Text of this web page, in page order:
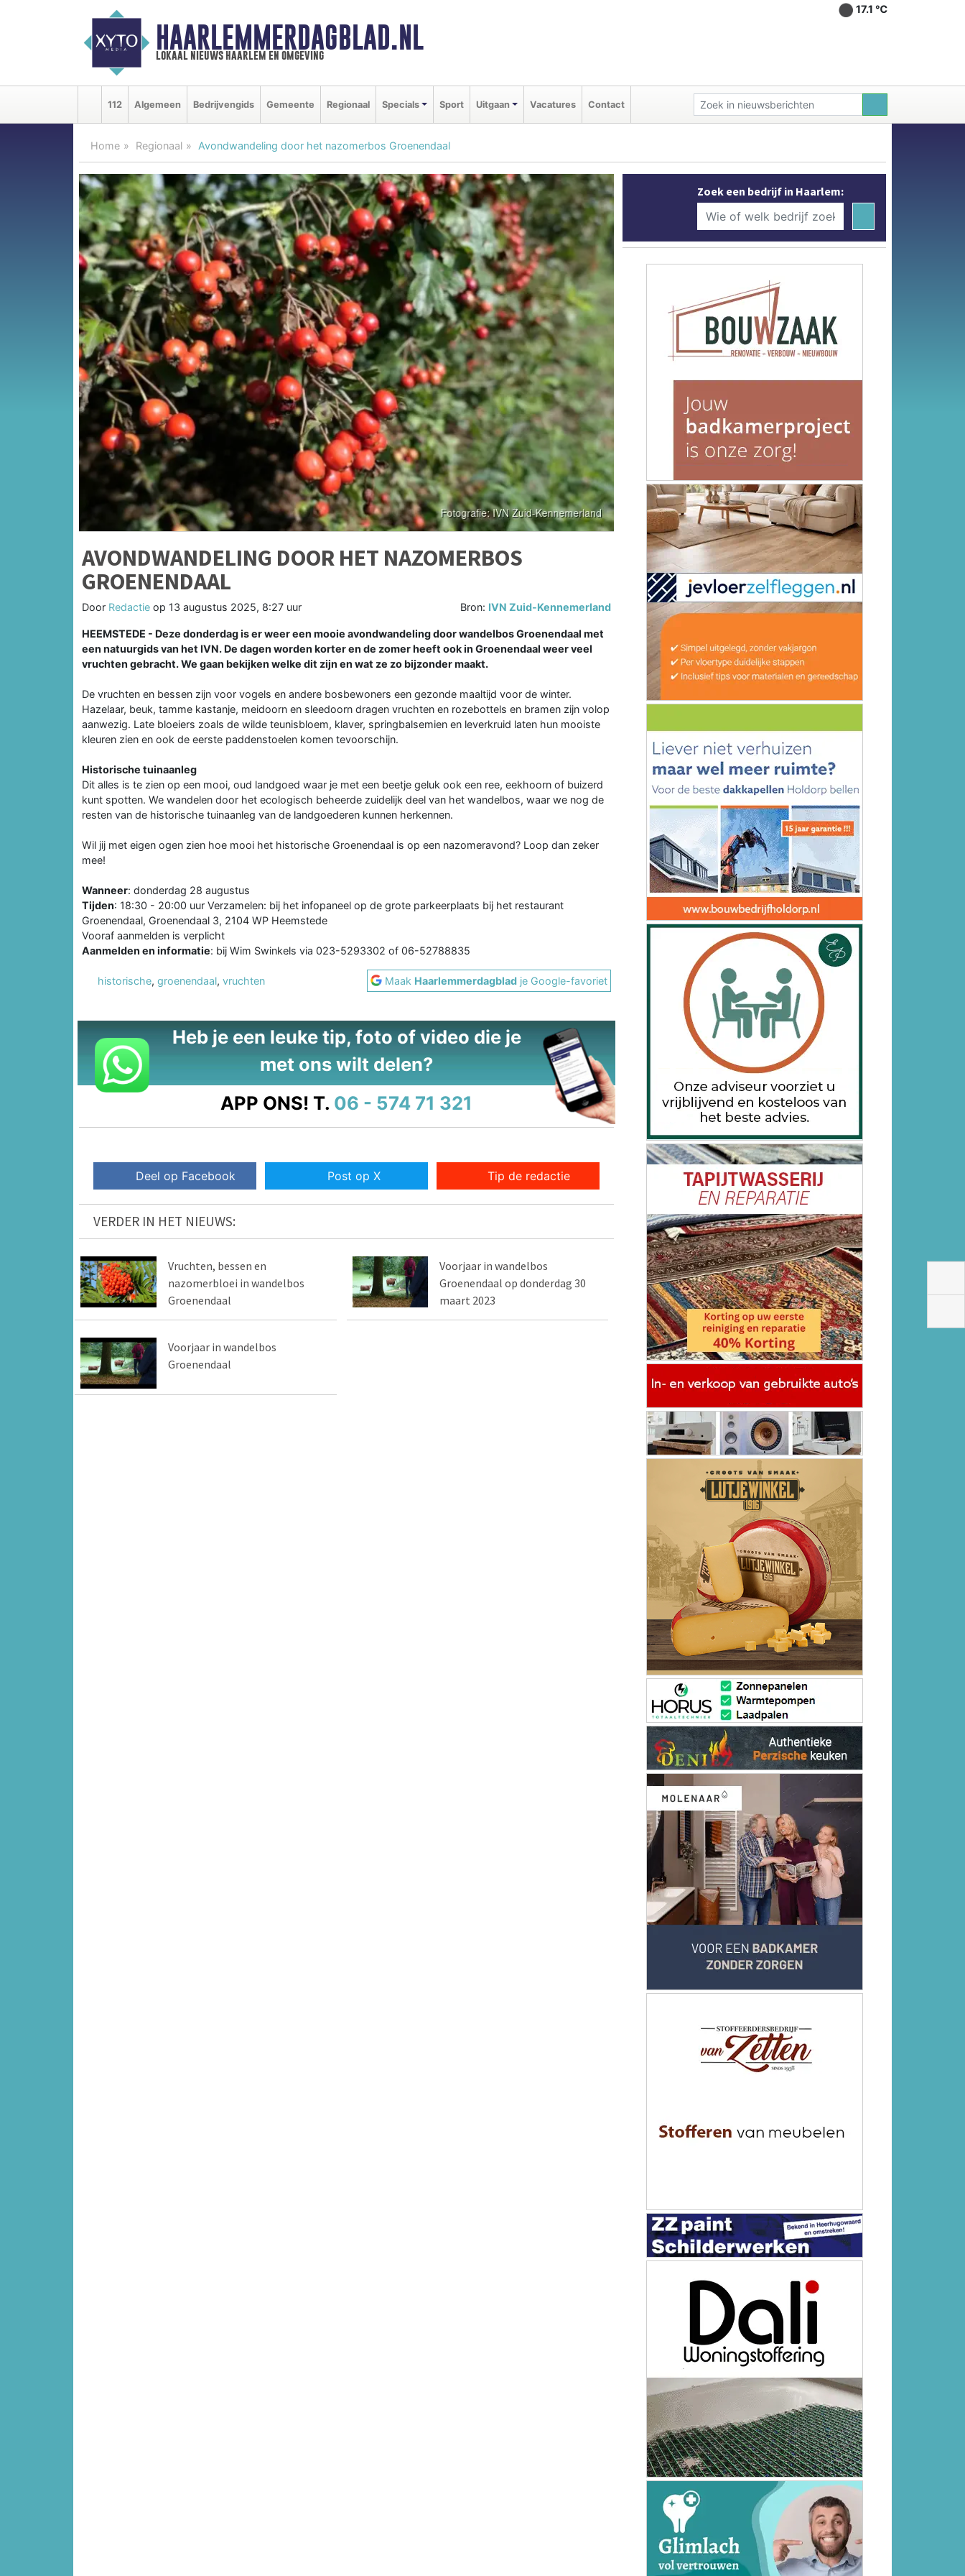
HAARLEMMERDAGBLAD.NL
lokaal nieuws haarlem en omgeving
17.1 ℃
112 Algemeen Bedrijvengids Gemeente Regionaal Specials Sport Uitgaan Vacatures Contact
Home Regionaal Avondwandeling door het nazomerbos Groenendaal
AVONDWANDELING DOOR HET NAZOMERBOS
GROENENDAAL
Door Redactie op 13 augustus 2025, 8:27 uur Bron: IVN Zuid-Kennemerland
HEEMSTEDE - Deze donderdag is er weer een mooie avondwandeling door wandelbos Groenendaal met
een natuurgids van het IVN. De dagen worden korter en de zomer heeft ook in Groenendaal weer veel
vruchten gebracht. We gaan bekijken welke dit zijn en wat ze zo bijzonder maakt.
De vruchten en bessen zijn voor vogels en andere bosbewoners een gezonde maaltijd voor de winter.
Hazelaar, beuk, tamme kastanje, meidoorn en sleedoorn dragen vruchten en rozebottels en bramen zijn volop
aanwezig. Late bloeiers zoals de wilde teunisbloem, klaver, springbalsemien en leverkruid laten hun mooiste
kleuren zien en ook de eerste paddenstoelen komen tevoorschijn.
Historische tuinaanleg
Dit alles is te zien op een mooi, oud landgoed waar je met een beetje geluk ook een ree, eekhoorn of buizerd
kunt spotten. We wandelen door het ecologisch beheerde zuidelijk deel van het wandelbos, waar we nog de
resten van de historische tuinaanleg van de landgoederen kunnen herkennen.
Wil jij met eigen ogen zien hoe mooi het historische Groenendaal is op een nazomeravond? Loop dan zeker
mee!
Wanneer: donderdag 28 augustus
Tijden: 18:30 - 20:00 uur Verzamelen: bij het infopaneel op de grote parkeerplaats bij het restaurant
Groenendaal, Groenendaal 3, 2104 WP Heemstede
Vooraf aanmelden is verplicht
Aanmelden en informatie: bij Wim Swinkels via 023-5293302 of 06-52788835
historische, groenendaal, vruchten Maak Haarlemmerdagblad je Google-favoriet
Heb je een leuke tip, foto of video die je
met ons wilt delen?
APP ONS! T. 06 - 574 71 321
Deel op Facebook Post op X Tip de redactie
VERDER IN HET NIEUWS:
Vruchten, bessen en
nazomerbloei in wandelbos
Groenendaal
Voorjaar in wandelbos
Groenendaal op donderdag 30
maart 2023
Voorjaar in wandelbos
Groenendaal
Zoek een bedrijf in Haarlem: